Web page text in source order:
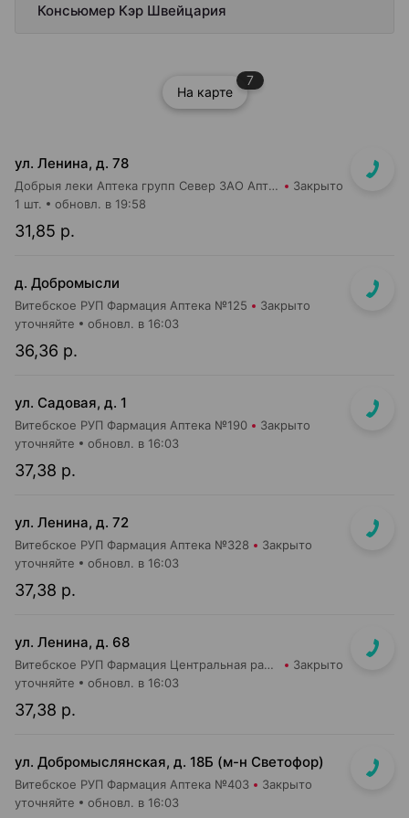
Консьюмер Кэр Швейцария
На карте
7
ул. Ленина, д. 78
Добрыя леки Аптека групп Север ЗАО Аптека №31 Закрыто
31,85 р.
1 шт. обновл. в 19:58
д. Добромысли
Витебское РУП Фармация Аптека №125 Закрыто
36,36 р.
уточняйте обновл. в 16:03
ул. Садовая, д. 1
Витебское РУП Фармация Аптека №190 Закрыто
37,38 р.
уточняйте обновл. в 16:03
ул. Ленина, д. 72
Витебское РУП Фармация Аптека №328 Закрыто
37,38 р.
уточняйте обновл. в 16:03
ул. Ленина, д. 68
Витебское РУП Фармация Центральная районная аптека №16 Закрыто
37,38 р.
уточняйте обновл. в 16:03
ул. Добромыслянская, д. 18Б (м-н Светофор)
Витебское РУП Фармация Аптека №403 Закрыто
уточняйте обновл. в 16:03